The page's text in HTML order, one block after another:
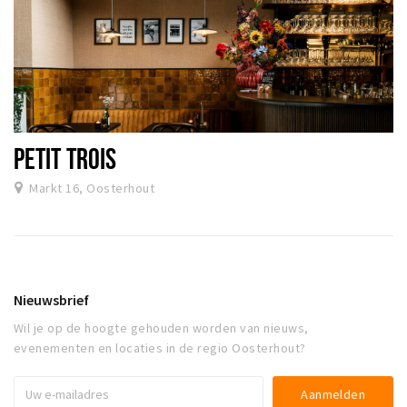
PETIT TROIS
Markt 16, Oosterhout
Nieuwsbrief
Wil je op de hoogte gehouden worden van nieuws,
evenementen en locaties in de regio Oosterhout?